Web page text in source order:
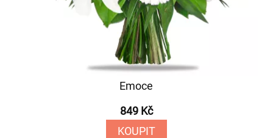
Emoce
849 Kč
KOUPIT